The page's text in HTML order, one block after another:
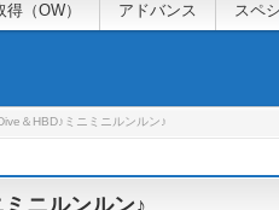
（OW） アドバンス スペ
＆HBD♪ミニミニルンルン♪
ニルンルン♪